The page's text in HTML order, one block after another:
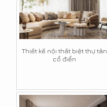
Thiết kế nội thất biệt thự tân
cổ điển